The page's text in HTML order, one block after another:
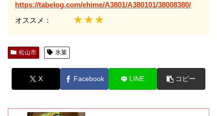
https://tabelog.com/ehime/A3801/A380101/38008380/
オススメ： ★★★
松山市 氷菓
X Facebook LINE コピー